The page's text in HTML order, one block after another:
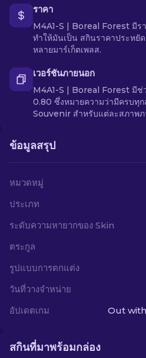
ราคา
M4A1-S | Boreal Forest มีร
ทำให้มันเป็น สกินราคาประห
หลายมาร์เก็ตเพลส.
เวอร์ชันภายนอก
M4A1-S | Boreal Forest มีช่
0.80 ซึ่งหมายความว่ามีครบทุ
Souvenir สำหรับแต่ละสภาพภ
ข้อมูลสรุป
หมวดหมู่
ประเภท
ระดับความหายากของ Skin
ตระกูล
รูปแบบการตกแต่ง
วันที่วางจำหน่าย
อัปเดตเกม
Out
สกินที่มาพร้อมกล่อง